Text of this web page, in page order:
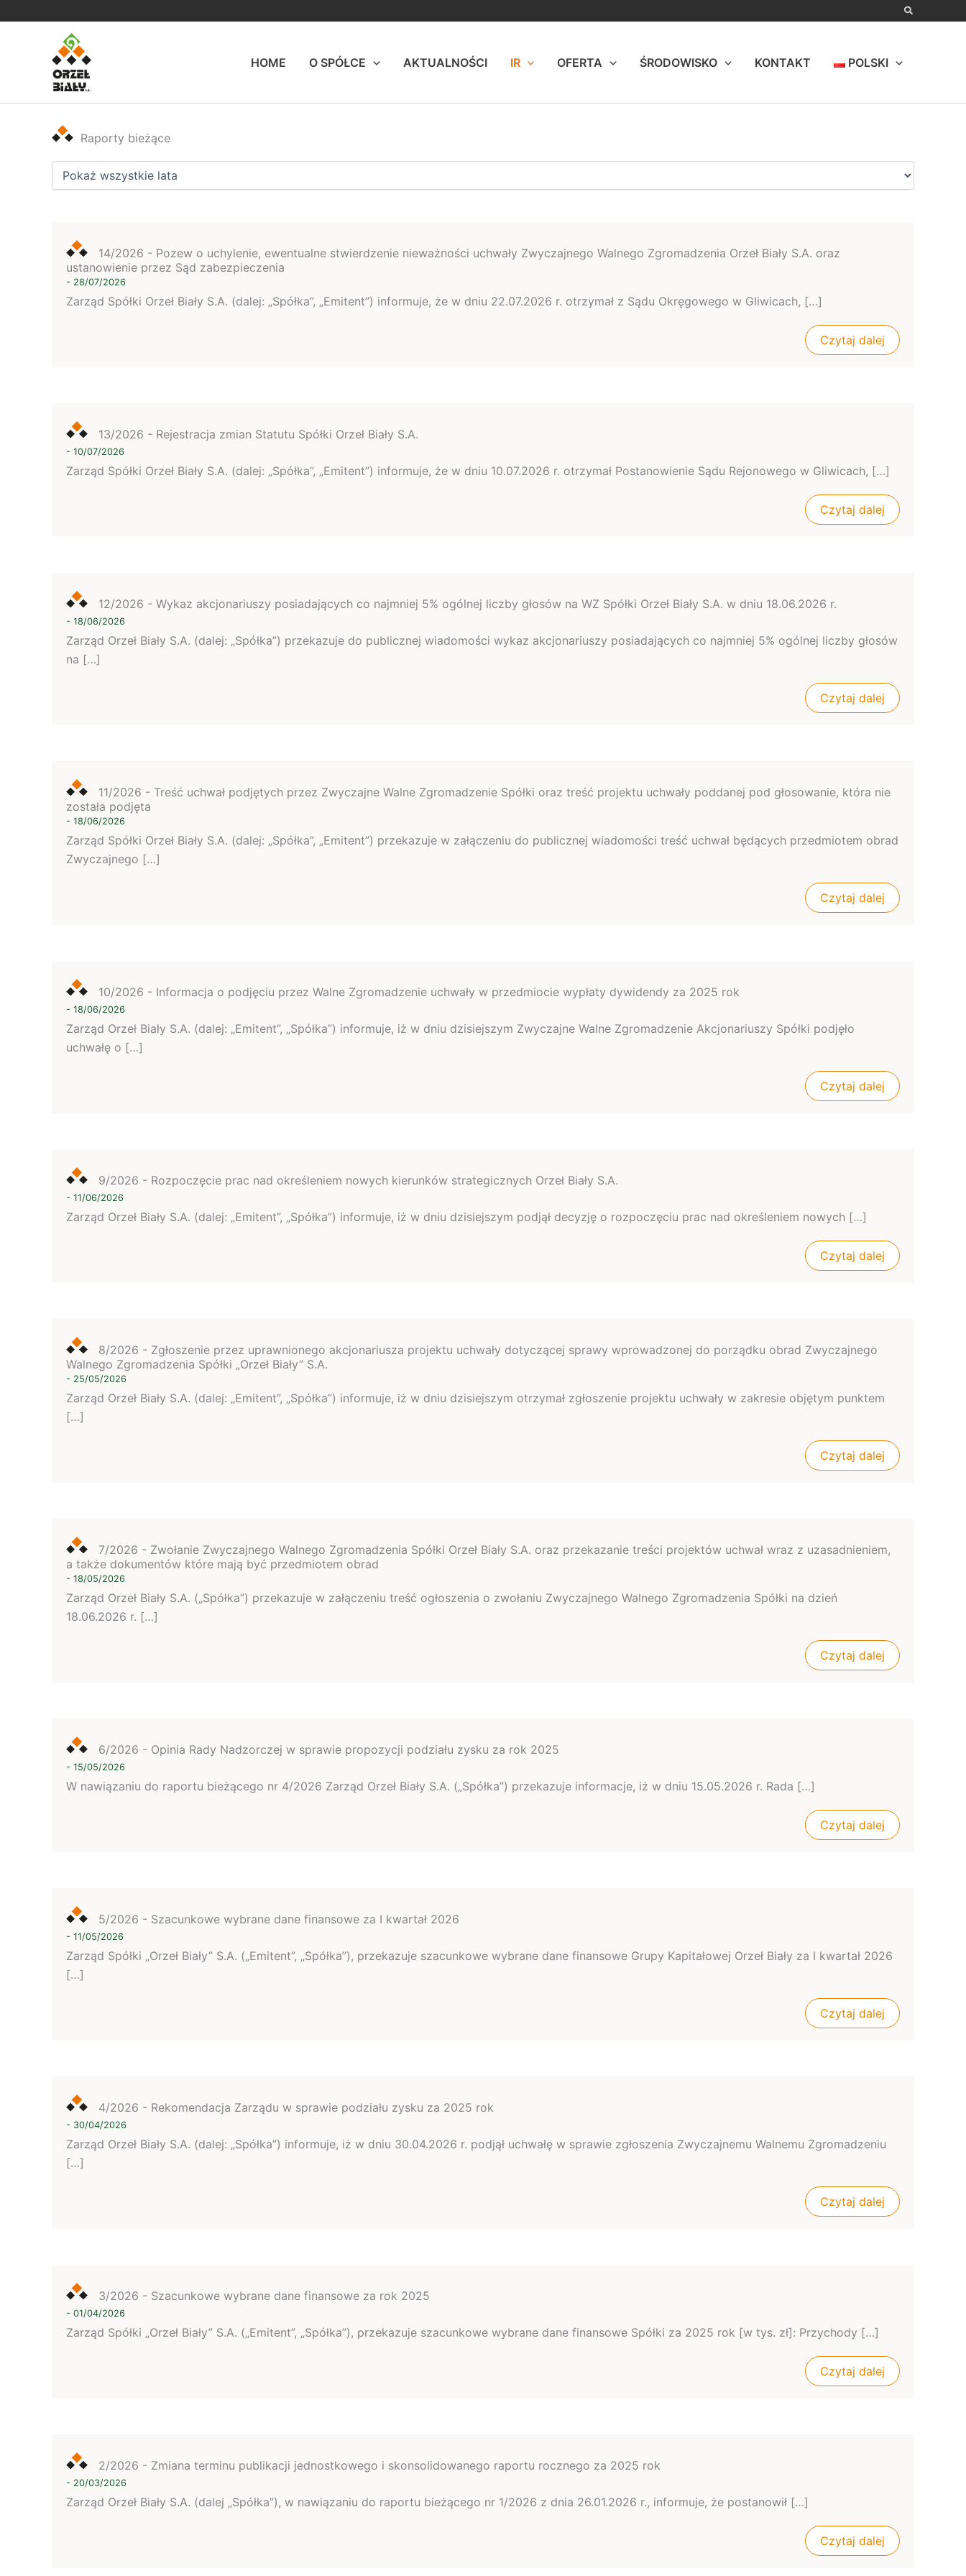
HOME
O SPÓŁCE AKTUALNOŚCI IR OFERTA ŚRODOWISKO KONTAKT POLSKI
Raporty bieżące
14/2026 - Pozew o uchylenie, ewentualne stwierdzenie nieważności uchwały Zwyczajnego Walnego Zgromadzenia Orzeł Biały S.A. oraz
ustanowienie przez Sąd zabezpieczenia
- 28/07/2026
Zarząd Spółki Orzeł Biały S.A. (dalej: „Spółka”, „Emitent”) informuje, że w dniu 22.07.2026 r. otrzymał z Sądu Okręgowego w Gliwicach, […]
Czytaj dalej
13/2026 - Rejestracja zmian Statutu Spółki Orzeł Biały S.A.
- 10/07/2026
Zarząd Spółki Orzeł Biały S.A. (dalej: „Spółka”, „Emitent”) informuje, że w dniu 10.07.2026 r. otrzymał Postanowienie Sądu Rejonowego w Gliwicach, […]
Czytaj dalej
12/2026 - Wykaz akcjonariuszy posiadających co najmniej 5% ogólnej liczby głosów na WZ Spółki Orzeł Biały S.A. w dniu 18.06.2026 r.
- 18/06/2026
Zarząd Orzeł Biały S.A. (dalej: „Spółka”) przekazuje do publicznej wiadomości wykaz akcjonariuszy posiadających co najmniej 5% ogólnej liczby głosów
na […]
Czytaj dalej
11/2026 - Treść uchwał podjętych przez Zwyczajne Walne Zgromadzenie Spółki oraz treść projektu uchwały poddanej pod głosowanie, która nie
została podjęta
- 18/06/2026
Zarząd Spółki Orzeł Biały S.A. (dalej: „Spółka”, „Emitent”) przekazuje w załączeniu do publicznej wiadomości treść uchwał będących przedmiotem obrad
Zwyczajnego […]
Czytaj dalej
10/2026 - Informacja o podjęciu przez Walne Zgromadzenie uchwały w przedmiocie wypłaty dywidendy za 2025 rok
- 18/06/2026
Zarząd Orzeł Biały S.A. (dalej: „Emitent”, „Spółka”) informuje, iż w dniu dzisiejszym Zwyczajne Walne Zgromadzenie Akcjonariuszy Spółki podjęło
uchwałę o […]
Czytaj dalej
9/2026 - Rozpoczęcie prac nad określeniem nowych kierunków strategicznych Orzeł Biały S.A.
- 11/06/2026
Zarząd Orzeł Biały S.A. (dalej: „Emitent”, „Spółka”) informuje, iż w dniu dzisiejszym podjął decyzję o rozpoczęciu prac nad określeniem nowych […]
Czytaj dalej
8/2026 - Zgłoszenie przez uprawnionego akcjonariusza projektu uchwały dotyczącej sprawy wprowadzonej do porządku obrad Zwyczajnego
Walnego Zgromadzenia Spółki „Orzeł Biały” S.A.
- 25/05/2026
Zarząd Orzeł Biały S.A. (dalej: „Emitent”, „Spółka”) informuje, iż w dniu dzisiejszym otrzymał zgłoszenie projektu uchwały w zakresie objętym punktem
[…]
Czytaj dalej
7/2026 - Zwołanie Zwyczajnego Walnego Zgromadzenia Spółki Orzeł Biały S.A. oraz przekazanie treści projektów uchwał wraz z uzasadnieniem,
a także dokumentów które mają być przedmiotem obrad
- 18/05/2026
Zarząd Orzeł Biały S.A. („Spółka”) przekazuje w załączeniu treść ogłoszenia o zwołaniu Zwyczajnego Walnego Zgromadzenia Spółki na dzień
18.06.2026 r. […]
Czytaj dalej
6/2026 - Opinia Rady Nadzorczej w sprawie propozycji podziału zysku za rok 2025
- 15/05/2026
W nawiązaniu do raportu bieżącego nr 4/2026 Zarząd Orzeł Biały S.A. („Spółka”) przekazuje informacje, iż w dniu 15.05.2026 r. Rada […]
Czytaj dalej
5/2026 - Szacunkowe wybrane dane finansowe za I kwartał 2026
- 11/05/2026
Zarząd Spółki „Orzeł Biały” S.A. („Emitent”, „Spółka”), przekazuje szacunkowe wybrane dane finansowe Grupy Kapitałowej Orzeł Biały za I kwartał 2026
[…]
Czytaj dalej
4/2026 - Rekomendacja Zarządu w sprawie podziału zysku za 2025 rok
- 30/04/2026
Zarząd Orzeł Biały S.A. (dalej: „Spółka”) informuje, iż w dniu 30.04.2026 r. podjął uchwałę w sprawie zgłoszenia Zwyczajnemu Walnemu Zgromadzeniu
[…]
Czytaj dalej
3/2026 - Szacunkowe wybrane dane finansowe za rok 2025
- 01/04/2026
Zarząd Spółki „Orzeł Biały” S.A. („Emitent”, „Spółka”), przekazuje szacunkowe wybrane dane finansowe Spółki za 2025 rok [w tys. zł]: Przychody […]
Czytaj dalej
2/2026 - Zmiana terminu publikacji jednostkowego i skonsolidowanego raportu rocznego za 2025 rok
- 20/03/2026
Zarząd Orzeł Biały S.A. (dalej „Spółka”), w nawiązaniu do raportu bieżącego nr 1/2026 z dnia 26.01.2026 r., informuje, że postanowił […]
Czytaj dalej